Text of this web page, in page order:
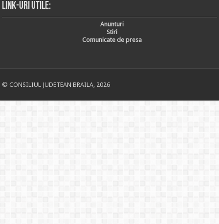
Link-uri utile:
Anunturi
Stiri
Comunicate de presa
© CONSILIUL JUDETEAN BRAILA, 2026